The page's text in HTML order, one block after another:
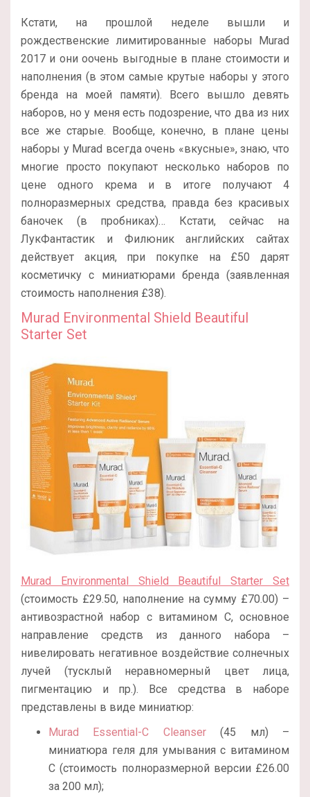
Кстати, на прошлой неделе вышли и
рождественские лимитированные наборы Murad
2017 и они оочень выгодные в плане стоимости и
наполнения (в этом самые крутые наборы у этого
бренда на моей памяти). Всего вышло девять
наборов, но у меня есть подозрение, что два из них
все же старые. Вообще, конечно, в плане цены
наборы у Murad всегда очень «вкусные», знаю, что
многие просто покупают несколько наборов по
цене одного крема и в итоге получают 4
полноразмерных средства, правда без красивых
баночек (в пробниках)… Кстати, сейчас на
ЛукФантастик и Филюник английских сайтах
действует акция, при покупке на £50 дарят
косметичку с миниатюрами бренда (заявленная
стоимость наполнения £38).
Murad Environmental Shield Beautiful
Starter Set
Murad Environmental Shield Beautiful Starter Set
(стоимость £29.50, наполнение на сумму £70.00) –
антивозрастной набор с витамином С, основное
направление средств из данного набора –
нивелировать негативное воздействие солнечных
лучей (тусклый неравномерный цвет лица,
пигментацию и пр.). Все средства в наборе
представлены в виде миниатюр:
Murad Essential-C Cleanser(45 мл) –
миниатюра геля для умывания с витамином
С (стоимость полноразмерной версии £26.00
за 200 мл);